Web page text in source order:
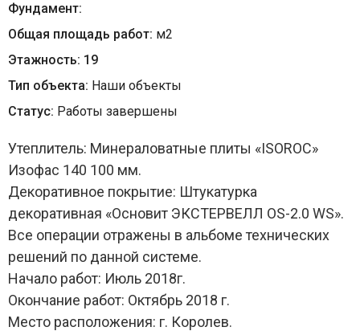
Фундамент:
Общая площадь работ: м2
Этажность: 19
Тип объекта: Наши объекты
Статус: Работы завершены
Утеплитель: Минераловатные плиты «ISOROC»
Изофас 140 100 мм.
Декоративное покрытие: Штукатурка
декоративная «Основит ЭКСТЕРВЕЛЛ OS-2.0 WS».
Все операции отражены в альбоме технических
решений по данной системе.
Начало работ: Июль 2018г.
Окончание работ: Октябрь 2018 г.
Место расположения: г. Королев.